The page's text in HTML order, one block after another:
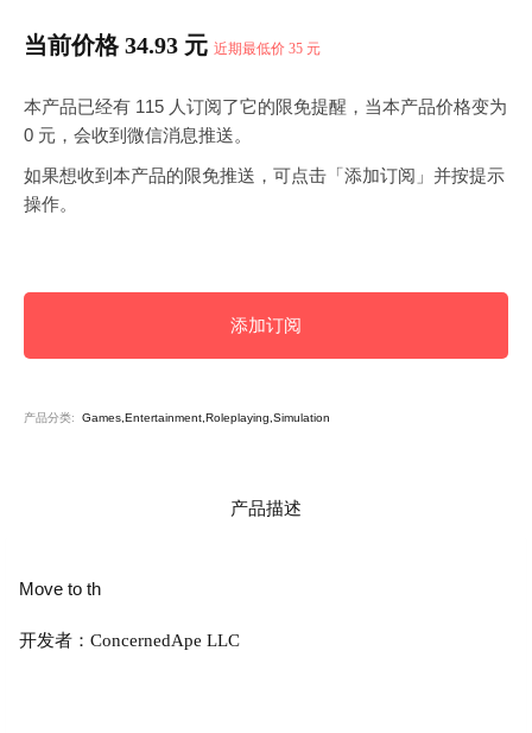
当前价格 34.93 元 近期最低价 35 元
本产品已经有 115 人订阅了它的限免提醒，当本产品价格变为
0 元，会收到微信消息推送。
如果想收到本产品的限免推送，可点击「添加订阅」并按提示
操作。
添加订阅
产品分类: Games,Entertainment,Roleplaying,Simulation
产品描述
Move to th
开发者：ConcernedApe LLC